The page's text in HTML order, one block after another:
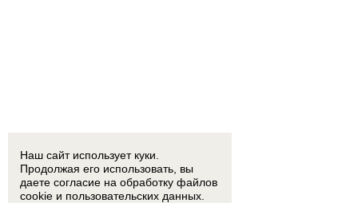
Наш сайт использует куки.
Продолжая его использовать, вы
даете согласие на обработку файлов
cookie и пользовательских данных.